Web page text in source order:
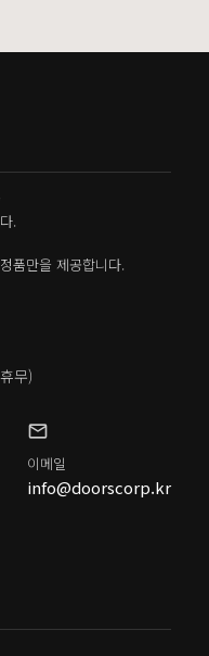
.
품만을 제공합니다.
무)
mail
이메일
info@doorscorp.kr